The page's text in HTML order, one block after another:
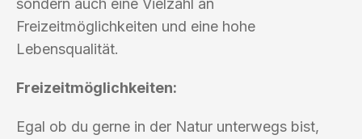
sondern auch eine Vielzahl an
Freizeitmöglichkeiten und eine hohe
Lebensqualität.
Freizeitmöglichkeiten:
Egal ob du gerne in der Natur unterwegs bist,